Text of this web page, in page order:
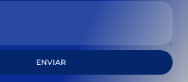
ENVIAR